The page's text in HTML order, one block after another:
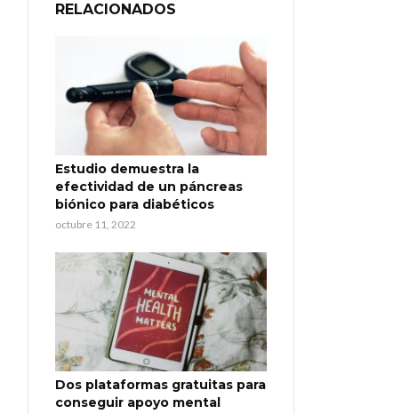
RELACIONADOS
Estudio demuestra la
efectividad de un páncreas
biónico para diabéticos
octubre 11, 2022
Dos plataformas gratuitas para
conseguir apoyo mental